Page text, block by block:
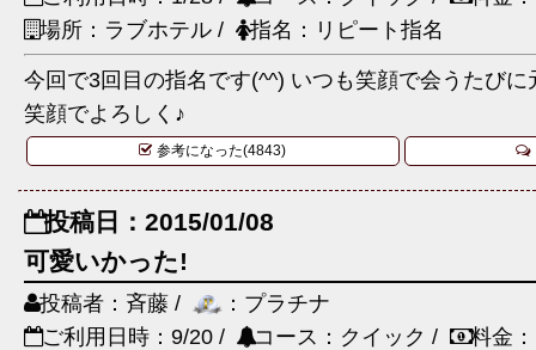
場所：ラブホテル /
指名：リピート指名
今回で3回目の指名です(^^) いつも笑顔で会うたび
笑顔でよろしく♪
参考になった(4843)
投稿日：2015/01/08
可愛いかった!
投稿者：斉藤 /
：プラチナ
ご利用日時：9/20 /
コース：クイック /
料金